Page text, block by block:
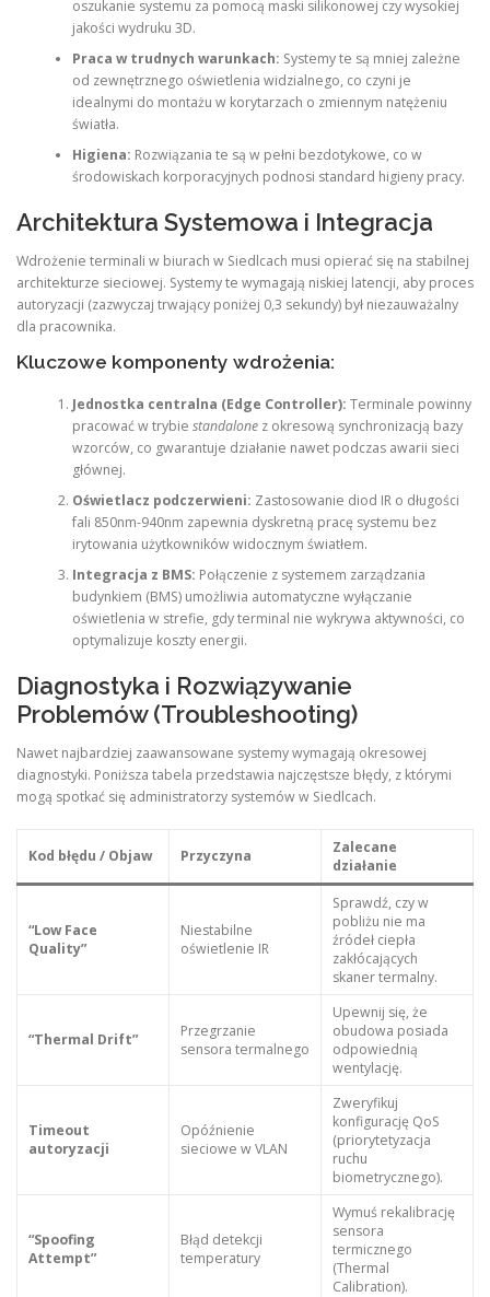
oszukanie systemu za pomocą maski silikonowej czy wysokiej
jakości wydruku 3D.
Praca w trudnych warunkach: Systemy te są mniej zależne
od zewnętrznego oświetlenia widzialnego, co czyni je
idealnymi do montażu w korytarzach o zmiennym natężeniu
światła.
Higiena: Rozwiązania te są w pełni bezdotykowe, co w
środowiskach korporacyjnych podnosi standard higieny pracy.
Architektura Systemowa i Integracja
Wdrożenie terminali w biurach w Siedlcach musi opierać się na stabilnej
architekturze sieciowej. Systemy te wymagają niskiej latencji, aby proces
autoryzacji (zazwyczaj trwający poniżej 0,3 sekundy) był niezauważalny
dla pracownika.
Kluczowe komponenty wdrożenia:
Jednostka centralna (Edge Controller): Terminale powinny
pracować w trybie standalonez okresową synchronizacją bazy
wzorców, co gwarantuje działanie nawet podczas awarii sieci
głównej.
Oświetlacz podczerwieni: Zastosowanie diod IR o długości
fali 850nm-940nm zapewnia dyskretną pracę systemu bez
irytowania użytkowników widocznym światłem.
Integracja z BMS: Połączenie z systemem zarządzania
budynkiem (BMS) umożliwia automatyczne wyłączanie
oświetlenia w strefie, gdy terminal nie wykrywa aktywności, co
optymalizuje koszty energii.
Diagnostyka i Rozwiązywanie
Problemów (Troubleshooting)
Nawet najbardziej zaawansowane systemy wymagają okresowej
diagnostyki. Poniższa tabela przedstawia najczęstsze błędy, z którymi
mogą spotkać się administratorzy systemów w Siedlcach.
Kod błędu / Objaw Przyczyna
Zalecane
działanie
“Low Face
Quality”
Niestabilne
oświetlenie IR
Sprawdź, czy w
pobliżu nie ma
źródeł ciepła
zakłócających
skaner termalny.
“Thermal Drift”
Przegrzanie
sensora termalnego
Upewnij się, że
obudowa posiada
odpowiednią
wentylację.
Timeout
autoryzacji
Opóźnienie
sieciowe w VLAN
Zweryfikuj
konfigurację QoS
(priorytetyzacja
ruchu
biometrycznego).
“Spoofing
Attempt”
Błąd detekcji
temperatury
Wymuś rekalibrację
sensora
termicznego
(Thermal
Calibration).